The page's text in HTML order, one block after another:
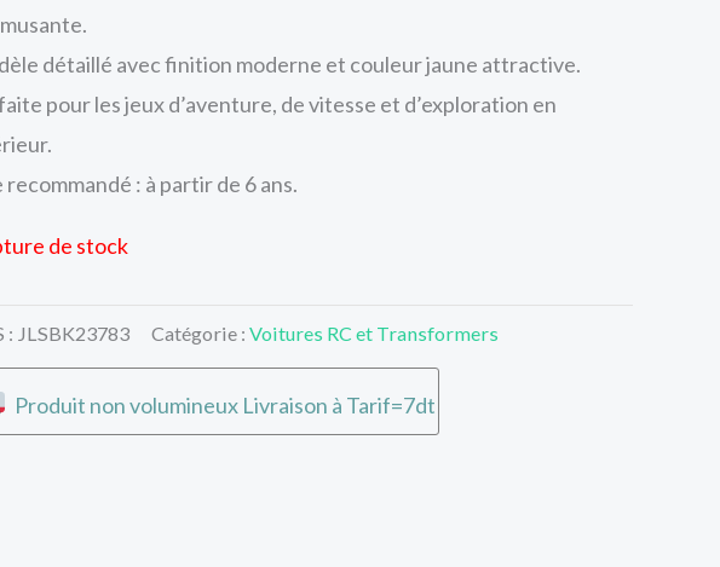
détaillé avec finition moderne et couleur jaune attractive.
pour les jeux d’aventure, de vitesse et d’exploration en
recommandé : à partir de 6 ans.
de stock
: JLSBK23783 Catégorie : Voitures RC et Transformers
Produit non volumineux Livraison à Tarif=7dt